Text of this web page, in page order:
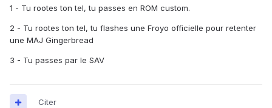
1 - Tu rootes ton tel, tu passes en ROM custom.
2 - Tu rootes ton tel, tu flashes une Froyo officielle pour retenter
une MAJ Gingerbread
3 - Tu passes par le SAV
Citer